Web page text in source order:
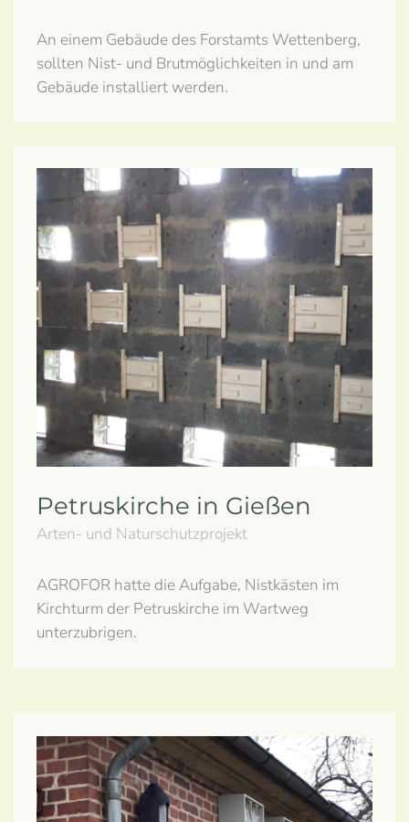
An einem Gebäude des Forstamts Wettenberg,
sollten Nist- und Brutmöglichkeiten in und am
Gebäude installiert werden.
Petruskirche in Gießen
Arten- und Naturschutzprojekt
AGROFOR hatte die Aufgabe, Nistkästen im
Kirchturm der Petruskirche im Wartweg
unterzubrigen.